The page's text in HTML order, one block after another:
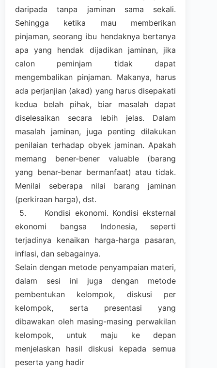
daripada tanpa jaminan sama sekali.
Sehingga ketika mau memberikan
pinjaman, seorang ibu hendaknya bertanya
apa yang hendak dijadikan jaminan, jika
calon peminjam tidak dapat
mengembalikan pinjaman. Makanya, harus
ada perjanjian (akad) yang harus disepakati
kedua belah pihak, biar masalah dapat
diselesaikan secara lebih jelas. Dalam
masalah jaminan, juga penting dilakukan
penilaian terhadap obyek jaminan. Apakah
memang bener-bener valuable (barang
yang benar-benar bermanfaat) atau tidak.
Menilai seberapa nilai barang jaminan
(perkiraan harga), dst.
5.
Kondisi ekonomi. Kondisi eksternal
ekonomi bangsa Indonesia, seperti
terjadinya kenaikan harga-harga pasaran,
inflasi, dan sebagainya.
Selain dengan metode penyampaian materi,
dalam sesi ini juga dengan metode
pembentukan kelompok, diskusi per
kelompok, serta presentasi yang
dibawakan oleh masing-masing perwakilan
kelompok, untuk maju ke depan
menjelaskan hasil diskusi kepada semua
peserta yang hadir